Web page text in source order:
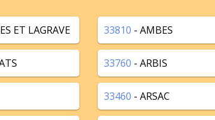
ET LAGRAVE 33810 - AMBES
33760 - ARBIS
33460 - ARSAC